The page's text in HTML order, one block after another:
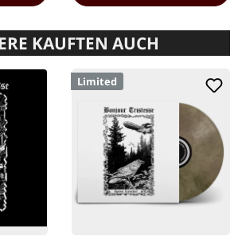
KAUFTEN AUCH
Limited